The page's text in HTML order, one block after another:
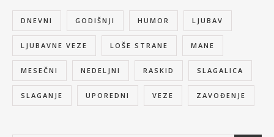
DNEVNI GODIŠNJI HUMOR LJUBAV
LJUBAVNE VEZE LOŠE STRANE MANE
MESEČNI NEDELJNI RASKID SLAGALICA
SLAGANJE UPOREDNI VEZE ZAVOĐENJE